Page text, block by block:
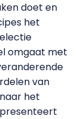
doet en
het
omgaat met
van
het